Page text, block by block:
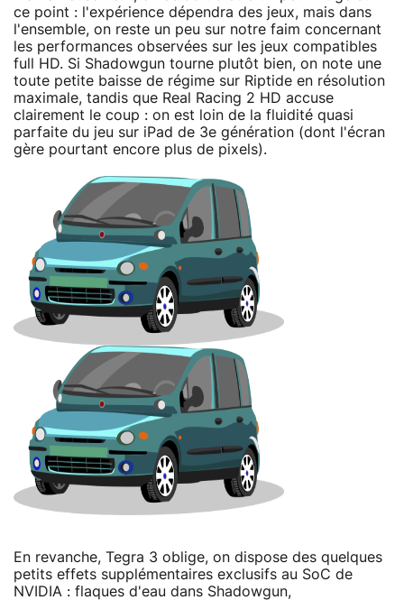
ce point : l'expérience dépendra des jeux, mais dans
l'ensemble, on reste un peu sur notre faim concernant
les performances observées sur les jeux compatibles
full HD. Si Shadowgun tourne plutôt bien, on note une
toute petite baisse de régime sur Riptide en résolution
maximale, tandis que Real Racing 2 HD accuse
clairement le coup : on est loin de la fluidité quasi
parfaite du jeu sur iPad de 3e génération (dont l'écran
gère pourtant encore plus de pixels).
En revanche, Tegra 3 oblige, on dispose des quelques
petits effets supplémentaires exclusifs au SoC de
NVIDIA : flaques d'eau dans Shadowgun,